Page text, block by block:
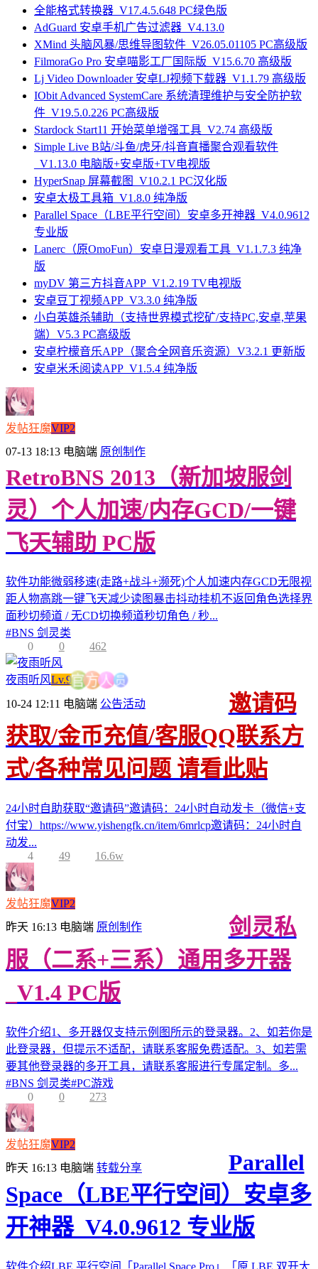
全能格式转换器_V17.4.5.648 PC绿色版
AdGuard 安卓手机广告过滤器_V4.13.0
XMind 头脑风暴/思维导图软件_V26.05.01105 PC高级版
FilmoraGo Pro 安卓喵影工厂国际版_V15.6.70 高级版
Lj Video Downloader 安卓LJ视频下载器_V1.1.79 高级版
IObit Advanced SystemCare 系统清理维护与安全防护软
件_V19.5.0.226 PC高级版
Stardock Start11 开始菜单增强工具_V2.74 高级版
Simple Live B站/斗鱼/虎牙/抖音直播聚合观看软件
_V1.13.0 电脑版+安卓版+TV电视版
HyperSnap 屏幕截图_V10.2.1 PC汉化版
安卓太极工具箱_V1.8.0 纯净版
Parallel Space（LBE平行空间）安卓多开神器_V4.0.9612
专业版
Lanerc（原OmoFun）安卓日漫观看工具_V1.1.7.3 纯净
版
myDV 第三方抖音APP_V1.2.19 TV电视版
安卓豆丁视频APP_V3.3.0 纯净版
小白英雄杀辅助（支持世界模式挖矿/支持PC,安卓,苹果
端）V5.3 PC高级版
安卓柠檬音乐APP（聚合全网音乐资源）V3.2.1 更新版
安卓米禾阅读APP_V1.5.4 纯净版
发帖狂魔VIP2
07-13 18:13 电脑端 原创制作
RetroBNS 2013（新加坡服剑
灵）个人加速/内存GCD/一键
飞天辅助 PC版
软件功能微弱移速(走路+战斗+濒死)个人加速内存GCD无限视
距人物高跳一键飞天减少读图暴击抖动挂机不返回角色选择界
面秒切频道 / 无CD切换频道秒切角色 / 秒...
#BNS 剑灵类
0
0 462
夜雨听风Lv.9官 方 人员
10-24 12:11 电脑端 公告活动
邀请码
获取/金币充值/客服QQ联系方
式/各种常见问题 请看此贴
24小时自助获取“邀请码”邀请码：24小时自动发卡（微信+支
付宝）https://www.yishengfk.cn/item/6mrlcp邀请码：24小时自
动发...
4
49 16.6w
发帖狂魔VIP2
昨天 16:13 电脑端 原创制作
剑灵私
服（二系+三系）通用多开器
_V1.4 PC版
软件介绍1、多开器仅支持示例图所示的登录器。2、如若你是
此登录器，但提示不适配，请联系客服免费适配。3、如若需
要其他登录器的多开工具，请联系客服进行专属定制。多...
#BNS 剑灵类#PC游戏
0
0 273
发帖狂魔VIP2
昨天 16:13 电脑端 转载分享
Parallel
Space（LBE平行空间）安卓多
开神器_V4.0.9612 专业版
软件介绍LBE 平行空间「Parallel Space Pro」「原 LBE 双开大